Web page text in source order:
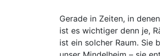
Gerade in Zeiten, in
ist es wichtiger denn je,
ist ein solcher Raum. Sie